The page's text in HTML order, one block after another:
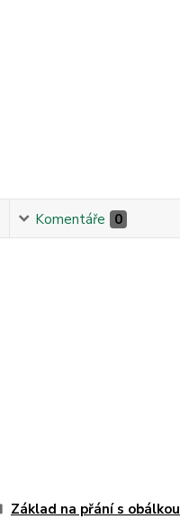
Komentáře 0
Základ na přání s obálkou